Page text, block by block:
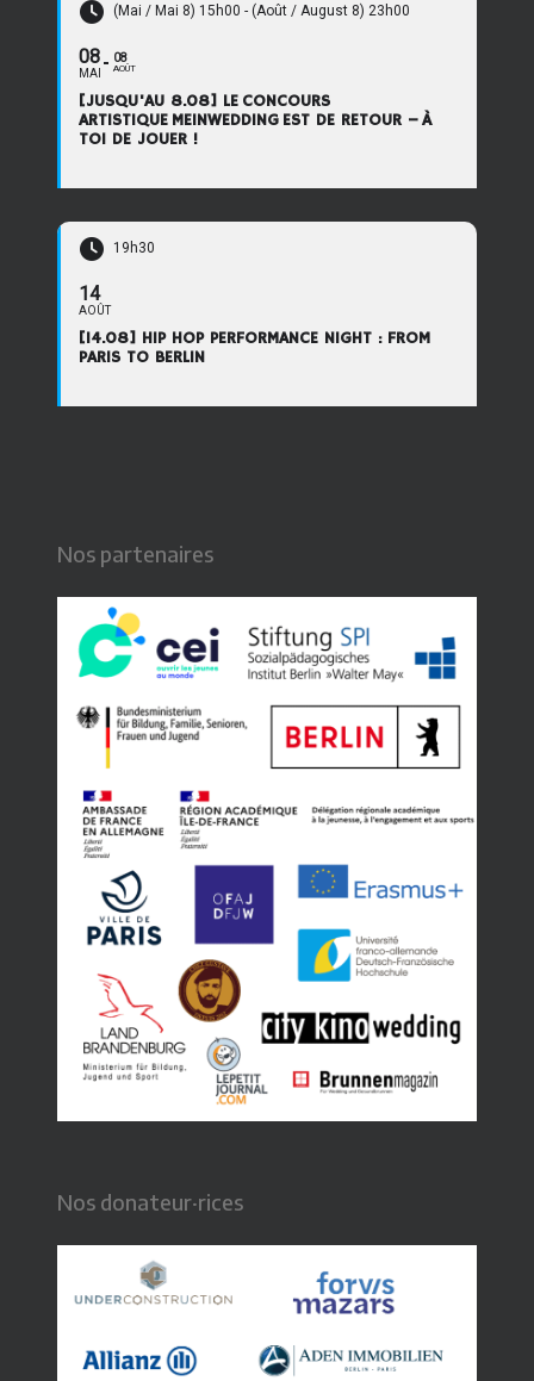
(Mai / Mai 8) 15h00 - (Août / August 8) 23h00
08
MAI
08
AOÛT
[JUSQU'AU 8.08] LE CONCOURS
ARTISTIQUE MEINWEDDING EST DE RETOUR – À
TOI DE JOUER !
19h30
14
AOÛT
[14.08] HIP HOP PERFORMANCE NIGHT : FROM
PARIS TO BERLIN
Nos partenaires
Nos donateur·rices